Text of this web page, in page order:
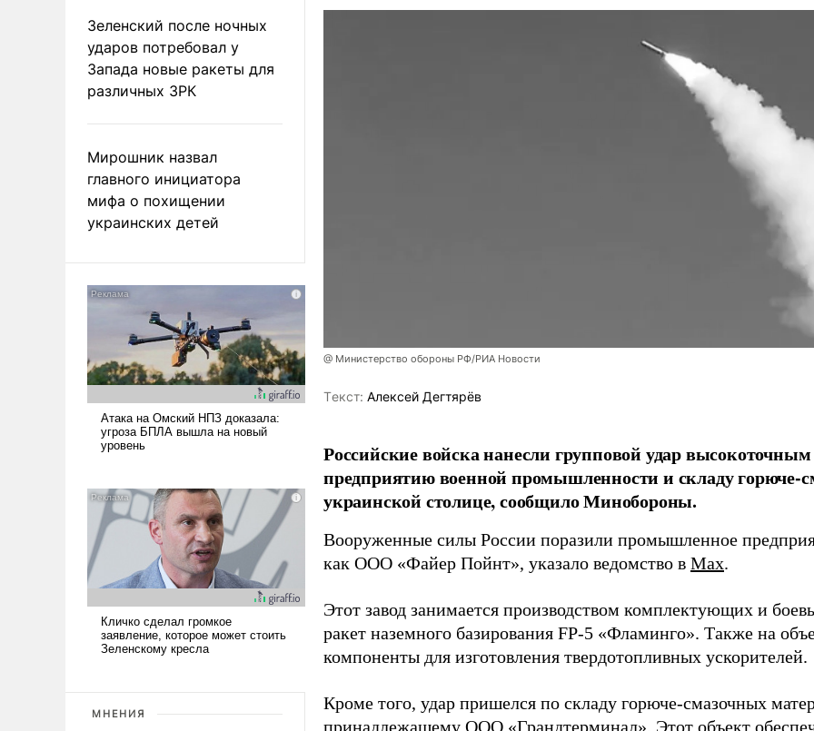
Зеленский после ночных
ударов потребовал у
Запада новые ракеты для
различных ЗРК
Мирошник назвал
главного инициатора
мифа о похищении
украинских детей
МНЕНИЯ
@ Министерство обороны РФ/РИА Новости
Tекст: Алексей Дегтярёв
Российские войска нанесли групповой удар
предприятию военной промышленности и складу горюче-
украинской столице, сообщило Минобороны.
Вооруженные силы России поразили промышленное
как ООО «Файер Пойнт», указало ведомство в Max.
Этот завод занимается производством комплектующих и
ракет наземного базирования FP-5 «Фламинго». Также на
компоненты для изготовления твердотопливных ускорителей.
Кроме того, удар пришелся по складу горюче-смазочных
принадлежащему ООО «Грандтерминал». Этот объект